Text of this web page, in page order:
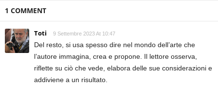
1 COMMENT
Toti 9 Settembre 2023 At 10:47
Del resto, si usa spesso dire nel mondo dell’arte che
l’autore immagina, crea e propone. Il lettore osserva,
riflette su ciò che vede, elabora delle sue considerazioni e
addiviene a un risultato.